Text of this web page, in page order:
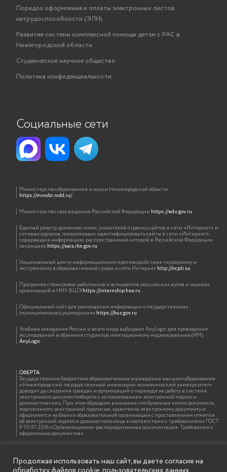
Порядок оформления и оплаты электронных листов
нетрудоспособности (ЭЛН).
Развитие системы комплексной помощи детям с РАС в
Нижегородской области
Студенческое научное общество
Политика конфиденциальности
Социальные сети
Министерство образования и науки Нижегородской области
https://minobr.nobl.ru/
Министерство просвещения Российской Федерации https://edu.gov.ru
Единый реестр доменных имен, указателей страниц сайтов в сети «Интернет» и
сетевых адресов, позволяющих идентифицировать сайты в сети «Интернет»,
содержащие информацию, распространение которой в Российской Федерации
запрещеноhttps://eais.rkn.gov.ru
Национальный центр информационного противодействия терроризму и
экстремизму в образовательной среде и сети Интернетhttp://ncpti.su
Программа стажировок работников и аспирантов российских вузов и научных
организаций в НИУ ВШЭhttps://internship.hse.ru
Официальный сайт для размещения информации о государственных
(муниципальных) учрежденияхhttps://bus.gov.ru
Учебные заведения России и всего мира выбирают AnyLogic для проведения
исследований и обучения студентов имитационному моделированию (ИМ).
AnyLogic
ОФЕРТА
Государственное бюджетное образовательное учреждение высшего образования
«Нижегородский государственный инженерно-экономический университет»
доводит до сведения граждан и организаций о переходе на работу в системе
электронного документооборота с использованием электронной подписи
должностных лиц. При этом обращаем внимание, что бумажная копия документа,
подписанного электронной подписью, идентична электронному документу и
оформляется на бланке образовательной организации с проставлением отметки
об электронной подписи должностного лица в соответствии с требованиями ГОСТ
Р 7.0.97-2016 «Организационно-распорядительная документация. Требования к
оформлению документов»
ИНФОРМАЦИЯ ДЛЯ ПРАВООБЛАДАТЕЛЕЙ
Продолжая использовать наш сайт, вы даете согласие на